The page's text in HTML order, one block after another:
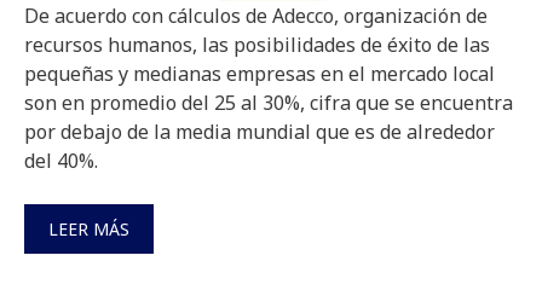
De acuerdo con cálculos de Adecco, organización de
recursos humanos, las posibilidades de éxito de las
pequeñas y medianas empresas en el mercado local
son en promedio del 25 al 30%, cifra que se encuentra
por debajo de la media mundial que es de alrededor
del 40%.
LEER MÁS